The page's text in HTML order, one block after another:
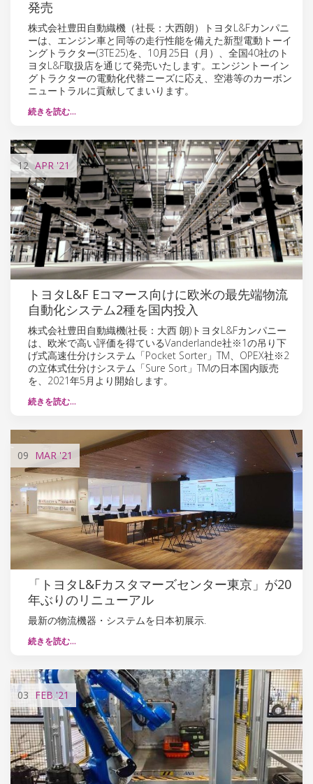
発売
株式会社豊田自動織機（社長：大西朗）トヨタL&Fカンパニ
ーは、エンジン車と同等の走行性能を備えた新型電動トーイ
ングトラクター(3TE25)を、10月25日（月）、全国40社のト
ヨタL&F取扱店を通じて発売いたします。エンジントーイン
グトラクターの電動化代替ニーズに応え、空港等のカーボン
ニュートラルに貢献してまいります。
続きを読む…
12 APR '21
トヨタL&F Eコマース向けに欧米の最先端物流
自動化システム2種を国内投入
株式会社豊田自動織機(社長：大西 朗)トヨタL&Fカンパニー
は、欧米で高い評価を得ているVanderlande社※1の吊り下
げ式高速仕分けシステム「Pocket Sorter」TM、OPEX社※2
の立体式仕分けシステム「Sure Sort」TMの日本国内販売
を、2021年5月より開始します。
続きを読む…
09 MAR '21
「トヨタL&Fカスタマーズセンター東京」が20
年ぶりのリニューアル
最新の物流機器・システムを日本初展示.
続きを読む…
03 FEB'21